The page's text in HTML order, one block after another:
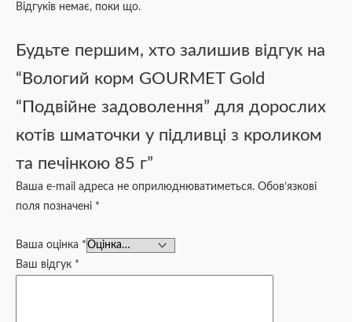
Відгуків немає, поки що.
Будьте першим, хто залишив відгук на
“Вологий корм GOURMET Gold
“Подвійне задоволення” для дорослих
котів шматочки у підливці з кроликом
та печінкою 85 г”
Ваша e-mail адреса не оприлюднюватиметься. Обов’язкові
поля позначені *
Ваша оцінка *
Ваш відгук *